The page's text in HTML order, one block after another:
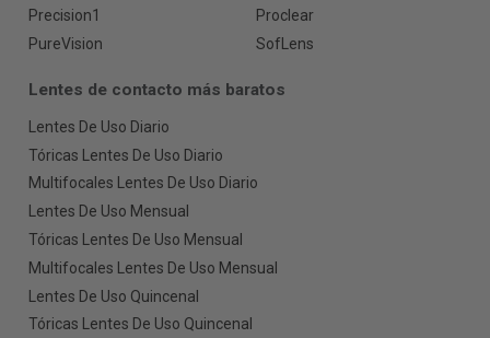
Precision1
Proclear
PureVision
SofLens
Lentes de contacto más baratos
Lentes De Uso Diario
Tóricas Lentes De Uso Diario
Multifocales Lentes De Uso Diario
Lentes De Uso Mensual
Tóricas Lentes De Uso Mensual
Multifocales Lentes De Uso Mensual
Lentes De Uso Quincenal
Tóricas Lentes De Uso Quincenal